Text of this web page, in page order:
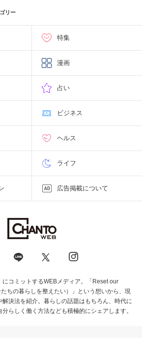
リー
特集
漫画
占い
ビジネス
ヘルス
ライフ
広告掲載について
にコミットするWEBメディア。「Reset our
ちの暮らしを整えたい）」という想いから、現
決法を紹介。暮らしの話題はもちろん、時代に
らしく働く方法なども積極的にシェアします。